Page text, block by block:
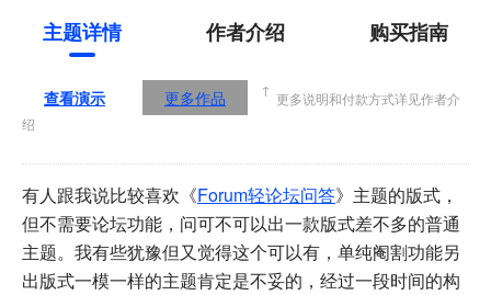
主题详情 作者介绍 购买指南
查看演示 更多作品 ↑ 更多说明和付款方式详见作者介
绍
有人跟我说比较喜欢《Forum轻论坛问答》主题的版式，
但不需要论坛功能，问可不可以出一款版式差不多的普通
主题。我有些犹豫但又觉得这个可以有，单纯阉割功能另
出版式一模一样的主题肯定是不妥的，经过一段时间的构